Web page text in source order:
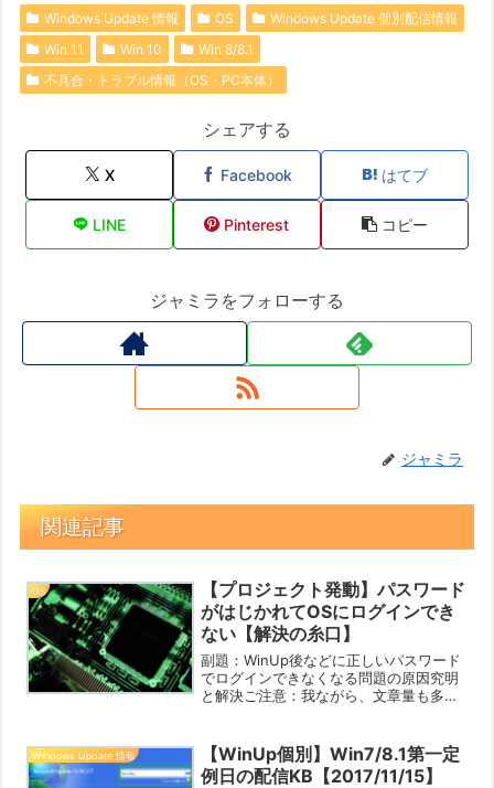
Windows Update 情報 OS
Windows Update 個別配信情報
Win 11
Win 10
Win 8/8.1
不具合・トラブル情報（OS・PC本体）
シェアする
X Facebook はてブ
LINE Pinterest コピー
ジャミラをフォローする
ジャミラ
関連記事
OS
【プロジェクト発動】パスワード
がはじかれてOSにログインでき
ない【解決の糸口】
副題：WinUp後などに正しいパスワード
でログインできなくなる問題の原因究明
と解決ご注意：我ながら、文章量も多
ンできなくなってしまう障害は本当に厄
介で手間のかかる障害の...
Windows Update 情報
【WinUp個別】Win7/8.1第一定
例日の配信KB【2017/11/15】